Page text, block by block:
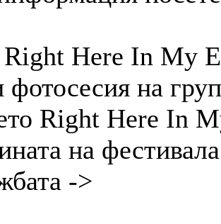
Here In My
фотосесия на
Right Here In
на
->